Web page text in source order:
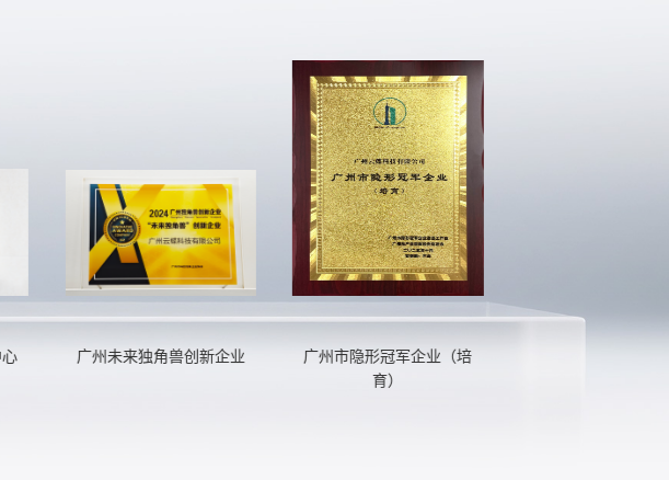
广州未来独角兽创新企业
广州市隐形冠军企业（培
育）